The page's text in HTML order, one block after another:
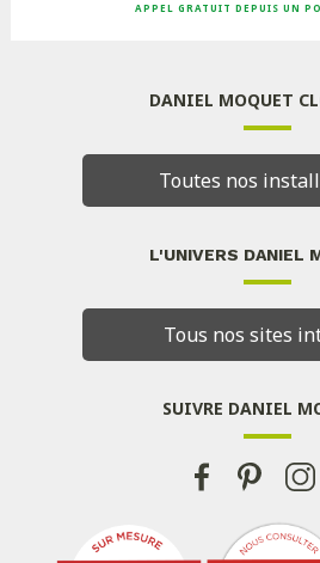
APPEL GRATUIT DEPUIS UN
DANIEL MOQUET
Toutes nos
L'UNIVERS DANIEL
Tous nos sites
SUIVRE DANIEL